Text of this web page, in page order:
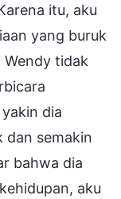
itu, aku
yang buruk
Wendy tidak
dia
dan semakin
bahwa dia
aku